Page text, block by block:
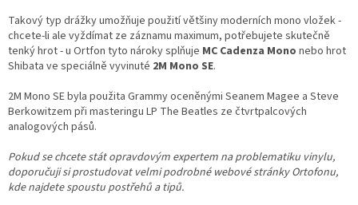
Takový typ drážky umožňuje použití většiny moderních mono vložek -
chcete-li ale vyždímat ze záznamu maximum, potřebujete skutečně
tenký hrot - u Ortfon tyto nároky splňuje MC Cadenza Mono nebo hrot
Shibata ve speciálně vyvinuté 2M Mono SE.
2M Mono SE byla použita Grammy oceněnými Seanem Magee a Steve
Berkowitzem při masteringu LP The Beatles ze čtvrtpalcových
analogových pásů.
Pokud se chcete stát opravdovým expertem na problematiku vinylu,
doporučuji si prostudovat velmi podrobné webové stránky Ortofonu,
kde najdete spoustu postřehů a tipů.